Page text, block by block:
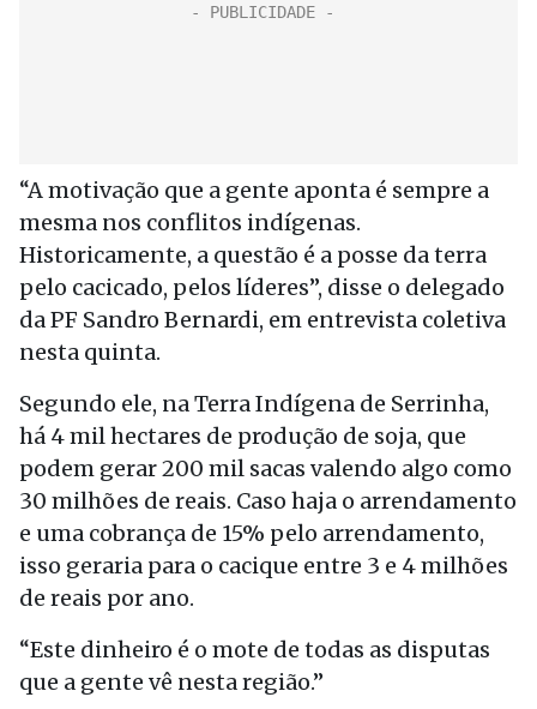
“A motivação que a gente aponta é sempre a
mesma nos conflitos indígenas.
Historicamente, a questão é a posse da terra
pelo cacicado, pelos líderes”, disse o delegado
da PF Sandro Bernardi, em entrevista coletiva
nesta quinta.
Segundo ele, na Terra Indígena de Serrinha,
há 4 mil hectares de produção de soja, que
podem gerar 200 mil sacas valendo algo como
30 milhões de reais. Caso haja o arrendamento
e uma cobrança de 15% pelo arrendamento,
isso geraria para o cacique entre 3 e 4 milhões
de reais por ano.
“Este dinheiro é o mote de todas as disputas
que a gente vê nesta região.”